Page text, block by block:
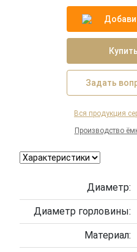
Задать
Вся продукция
Производство
Диаметр:
Диаметр горловины:
Материал: